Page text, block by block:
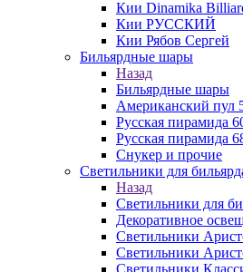
Кии Dinamika
Кии РУССКИЙ
Кии Рябов Сергей
Бильярдные шары
Назад
Бильярдные шары
Американский пул
Русская пирамида
Русская пирамида
Снукер и прочие
Светильники для
Назад
Светильники для
Декоративное
Светильники
Светильники
Светильники